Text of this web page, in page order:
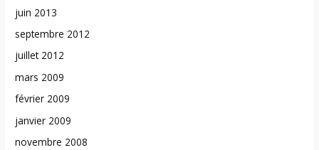
juin 2013
septembre 2012
juillet 2012
mars 2009
février 2009
janvier 2009
novembre 2008